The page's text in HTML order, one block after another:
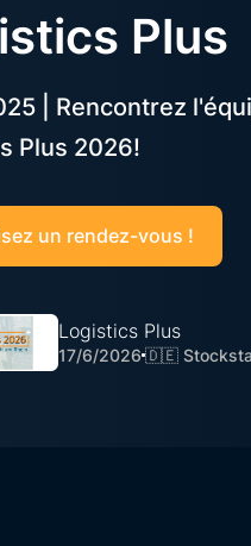
Plus
| Rencontrez
Plus 2026!
un rendez-vous !
Logistics Plus
17/6/2026🇩🇪